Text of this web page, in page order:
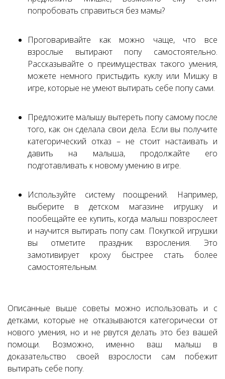
попробовать справиться без мамы?
Проговаривайте как можно чаще, что все
взрослые вытирают попу самостоятельно.
Рассказывайте о преимуществах такого умения,
можете немного пристыдить куклу или Мишку в
игре, которые не умеют вытирать себе попу сами.
Предложите малышу вытереть попу самому после
того, как он сделала свои дела. Если вы получите
категорический отказ – не стоит настаивать и
давить на малыша, продолжайте его
подготавливать к новому умению в игре.
Используйте систему поощрений. Например,
выберите в детском магазине игрушку и
пообещайте ее купить, когда малыш повзрослеет
и научится вытирать попу сам. Покупкой игрушки
вы отметите праздник взросления. Это
замотивирует кроху быстрее стать более
самостоятельным.
Описанные выше советы можно использовать и с
детками, которые не отказываются категорически от
нового умения, но и не рвутся делать это без вашей
помощи. Возможно, именно ваш малыш в
доказательство своей взрослости сам побежит
вытирать себе попу.